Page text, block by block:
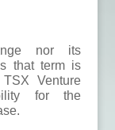
nor its
that term is
Venture
for the